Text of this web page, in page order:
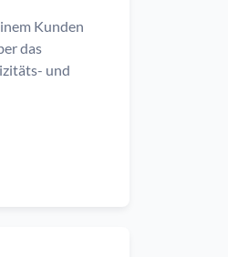
Kunden
das
und